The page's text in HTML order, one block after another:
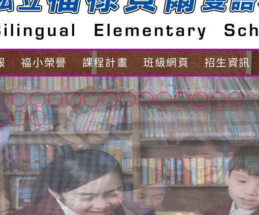
福小榮譽 課程計畫 班級網頁 招生資訊